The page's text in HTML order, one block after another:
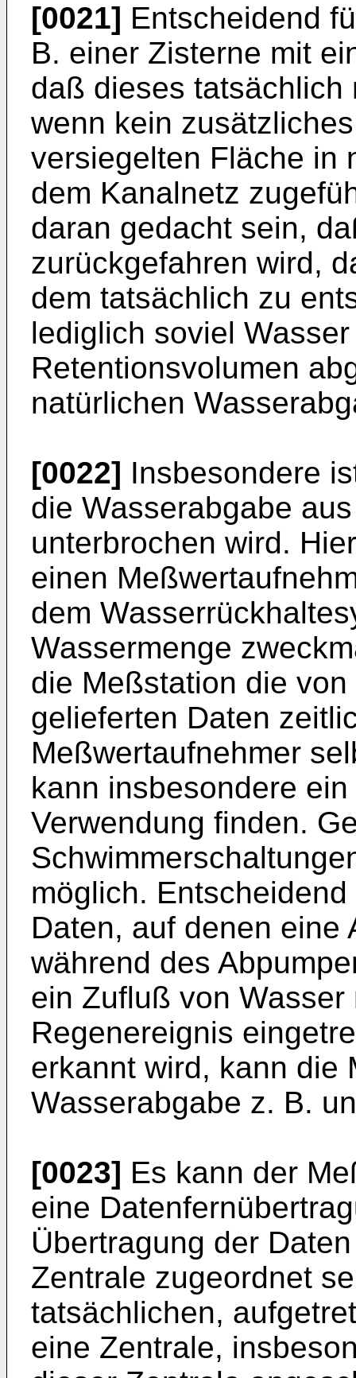
[0021] Entscheidend
B. einer Zisterne mit
daß dieses tatsächlich
wenn kein
versiegelten Fläche in
dem Kanalnetz
daran gedacht sein,
zurückgefahren wird,
dem tatsächlich zu
lediglich soviel
Retentionsvolumen
natürlichen
[0022] Insbesondere
die Wasserabgabe
unterbrochen wird.
einen
dem
Wassermenge
die Meßstation die
gelieferten Daten
Meßwertaufnehmer
kann insbesondere
Verwendung finden.
möglich.
Daten, auf denen eine
während des
ein Zufluß von
Regenereignis
erkannt wird, kann die
Wasserabgabe z. B.
[0023] Es kann der
eine
Übertragung der
Zentrale zugeordnet
tatsächlichen,
eine Zentrale,